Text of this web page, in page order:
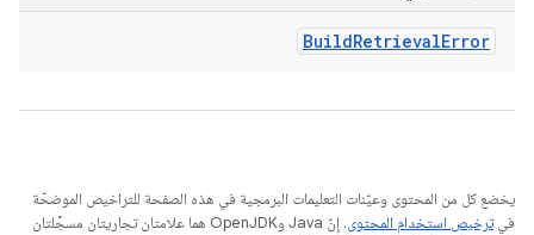
BuildRetrievalError
يخضع كل من المحتوى وعيّنات التعليمات البرمجية في هذه الصفحة للتراخيص الموضحّة
فيترخيص استخدام المحتوى
. إنّ Java وOpenJDK هما علامتان تجاريتان مسجَّلتان